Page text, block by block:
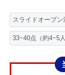
スライドオープン
33~40点（約4~5人